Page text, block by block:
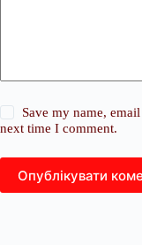
Save my name,
next time I comment.
Опублікувати